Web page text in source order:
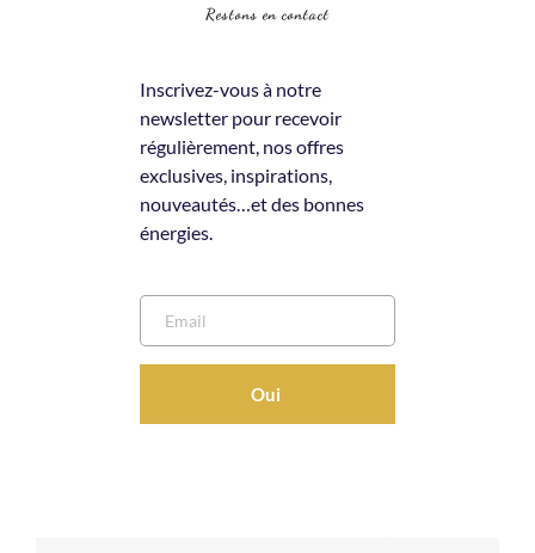
Restons en contact
Inscrivez-vous à notre
newsletter pour recevoir
régulièrement, nos offres
exclusives, inspirations,
nouveautés…et des bonnes
énergies.
Oui